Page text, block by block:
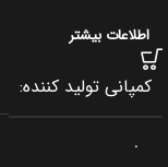
اطلاعات بیشتر
کمپانی تولید کننده
برند